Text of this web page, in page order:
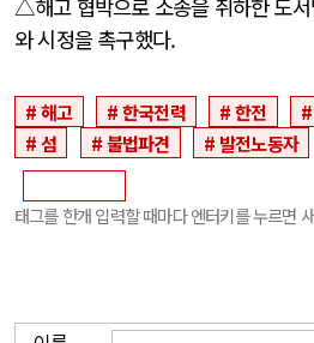
△해고 협박으로 소송을 취하한 도
와 시정을 촉구했다.
해고 한국전력 한전
섬
불법파견 발전노동자
태그를 한개 입력할 때마다 엔터키를 누르면